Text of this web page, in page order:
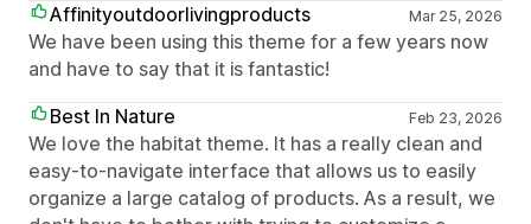
Affinityoutdoorlivingproducts
Mar 25, 2026
We have been using this theme for a few years now
and have to say that it is fantastic!
Best In Nature
Feb 23, 2026
We love the habitat theme. It has a really clean and
easy-to-navigate interface that allows us to easily
organize a large catalog of products. As a result, we